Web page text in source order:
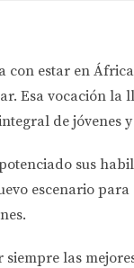
por el sistema
sus gastos
que resultó en
tu situación
con estar en
Esa vocación la
de jóvenes
sus
escenario
las